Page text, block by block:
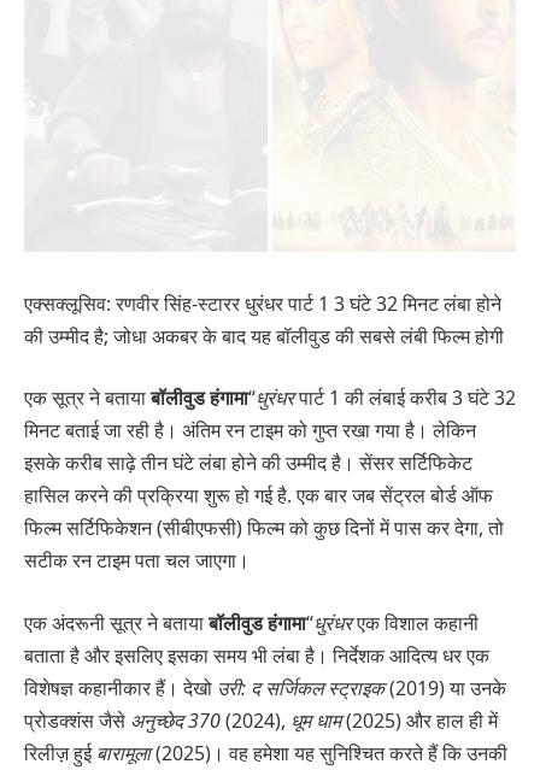
एक्सक्लूसिव: रणवीर सिंह-स्टारर धुरंधर पार्ट 1 3 घंटे 32 मिनट लंबा होने
की उम्मीद है; जोधा अकबर के बाद यह बॉलीवुड की सबसे लंबी फिल्म होगी
एक सूत्र ने बतायाबॉलीवुड हंगामा“धुरंधरपार्ट 1 की लंबाई करीब 3 घंटे 32
मिनट बताई जा रही है। अंतिम रन टाइम को गुप्त रखा गया है। लेकिन
इसके करीब साढ़े तीन घंटे लंबा होने की उम्मीद है। सेंसर सर्टिफिकेट
हासिल करने की प्रक्रिया शुरू हो गई है. एक बार जब सेंट्रल बोर्ड ऑफ
फिल्म सर्टिफिकेशन (सीबीएफसी) फिल्म को कुछ दिनों में पास कर देगा, तो
सटीक रन टाइम पता चल जाएगा।
एक अंदरूनी सूत्र ने बतायाबॉलीवुड हंगामा“धुरंधरएक विशाल कहानी
बताता है और इसलिए इसका समय भी लंबा है। निर्देशक आदित्य धर एक
विशेषज्ञ कहानीकार हैं। देखो उरी: द सर्जिकल स्ट्राइक(2019) या उनके
प्रोडक्शंस जैसे अनुच्छेद 370(2024), धूम धाम(2025) और हाल ही में
रिलीज़ हुईबारामूला(2025)। वह हमेशा यह सुनिश्चित करते हैं कि उनकी